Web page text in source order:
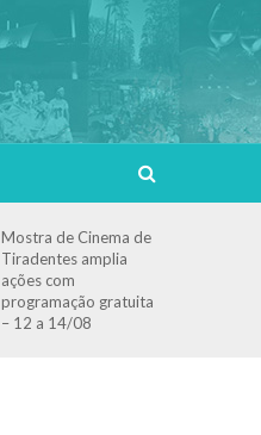
Mostra de Cinema de
Tiradentes amplia
ações com
programação gratuita
– 12 a 14/08